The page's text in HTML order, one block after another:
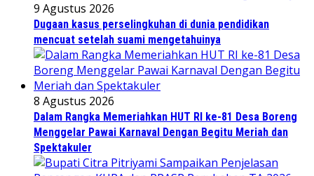
9 Agustus 2026
Dugaan kasus perselingkuhan di dunia pendidikan
mencuat setelah suami mengetahuinya
8 Agustus 2026
Dalam Rangka Memeriahkan HUT RI ke-81 Desa Boreng
Menggelar Pawai Karnaval Dengan Begitu Meriah dan
Spektakuler